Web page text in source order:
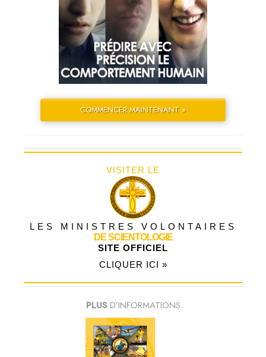
COMMENCER MAINTENANT »
VISITER LE
LES MINISTRES VOLONTAIRES
DE SCIENTOLOGIE
SITE OFFICIEL
CLIQUER ICI »
PLUS D’INFORMATIONS